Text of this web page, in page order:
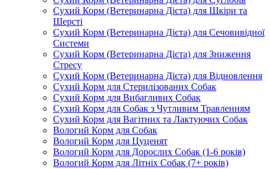
Сухий Корм (Ветеринарна Дієта) для Шкіри та
Шерсті
Сухий Корм (Ветеринарна Дієта) для Сечовивідної
Системи
Сухий Корм (Ветеринарна Дієта) для Зниження
Стресу
Сухий Корм (Ветеринарна Дієта) для Відновлення
Сухий Корм для Стерилізованих Собак
Сухий Корм для Вибагливих Собак
Сухий Корм для Собак з Чутливим Травленням
Сухий Корм для Вагітних та Лактуючих Собак
Вологий Корм для Собак
Вологий Корм для Цуценят
Вологий Корм для Дорослих Собак (1-6 років)
Вологий Корм для Літніх Собак (7+ років)